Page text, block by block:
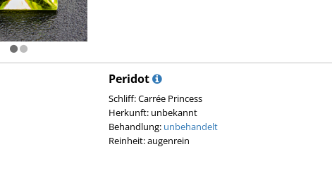
Peridot
Schliff: Carrée Princess
Herkunft: unbekannt
Behandlung: unbehandelt
Reinheit: augenrein